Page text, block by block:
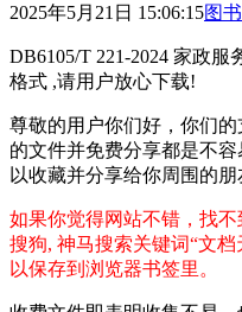
2025年5月21日 15:06:15图书
DB6105/T 221-2024 家政
格式 ,请用户放心下载!
尊敬的用户你们好，你们
的文件并免费分享都是不
以收藏并分享给你周围的朋
如果你觉得网站不错，找不
搜狗, 神马搜索关键词“文
以保存到浏览器书签里。